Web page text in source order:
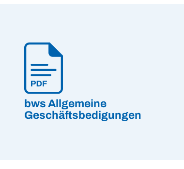
bws Allgemeine
Geschäftsbedigungen